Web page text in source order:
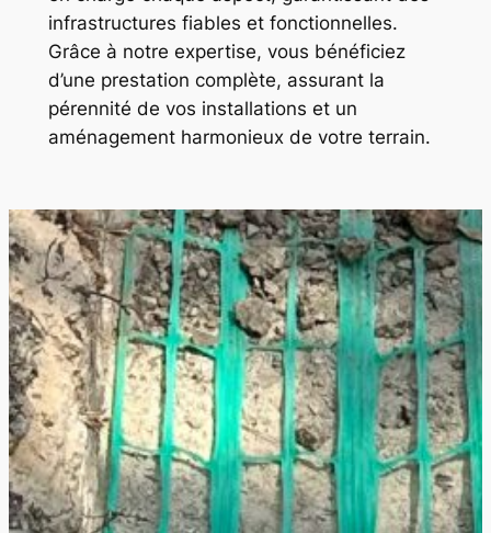
infrastructures fiables et fonctionnelles.
Grâce à notre expertise, vous bénéficiez
d’une prestation complète, assurant la
pérennité de vos installations et un
aménagement harmonieux de votre terrain.